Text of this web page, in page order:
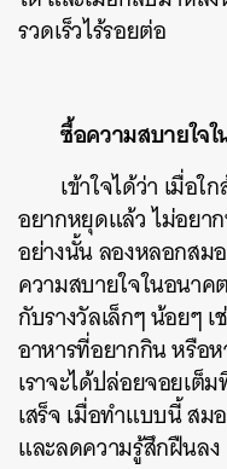
รวดเร็วไร้รอยต่อ
ซื้อความสบายใจ
เข้าใจได้ว่า เมื่อ
อยากหยุดแล้ว ไม่อยา
อย่างนั้น ลองหลอกสม
ความสบายใจในอนาค
กับรางวัลเล็กๆ น้อยๆ
อาหารที่อยากกิน หรือ
เราจะได้ปล่อยจอยเต็
เสร็จ เมื่อทำแบบนี้ สม
และลดความรู้สึกฝืนลง
ค้นหา